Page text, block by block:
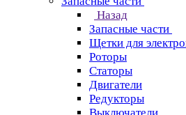
Назад
Запасные части
Щетки для
Роторы
Статоры
Двигатели
Редукторы